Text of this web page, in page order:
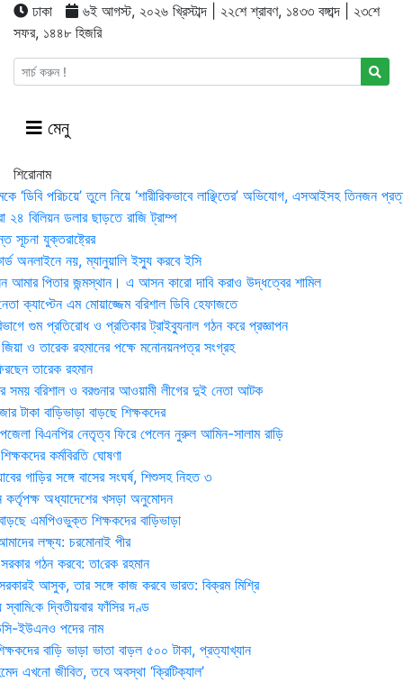
ঢাকা
৬ই আগস্ট, ২০২৬ খ্রিস্টাব্দ | ২২শে শ্রাবণ, ১৪৩৩ বঙ্গাব্দ | ২৩শে
সফর, ১৪৪৮ হিজরি
মেনু
শিরোনাম
‘ডিবি পরিচয়ে’ তুলে নিয়ে ‘শারীরিকভাবে লাঞ্ছিতের’ অভিযোগ, এসআইসহ তিনজন
২৪ বিলিয়ন ডলার ছাড়তে রাজি ট্রাম্প
সূচনা যুক্তরাষ্ট্রের
অনলাইনে নয়, ম্যানুয়ালি ইস্যু করবে ইসি
পিতার জন্মস্থান। এ আসন কারো দাবি করাও উদ্ধত্বের শামিল
ক্যাপ্টেন এম মোয়াজ্জেম বরিশাল ডিবি হেফাজতে
গুম প্রতিরোধ ও প্রতিকার ট্রাইব্যুনাল গঠন করে প্রজ্ঞাপন
ও তারেক রহমানের পক্ষে মনোনয়নপত্র সংগ্রহ
তারেক রহমান
সময় ব‌রিশাল ও বরগুনার আওয়ামী লীগের দুই নেতা আটক
টাকা বাড়িভাড়া বাড়ছে শিক্ষকদের
বিএনপির নেতৃত্ব ফিরে পেলেন নুরুল আমিন-সালাম রাড়ি
কর্মবিরতি ঘোষণা
গাড়ির সঙ্গে বাসের সংঘর্ষ, শিশুসহ নিহত ৩
কর্তৃপক্ষ অধ্যাদেশের খসড়া অনুমোদন
এমপিওভুক্ত শিক্ষকদের বাড়িভাড়া
লক্ষ্য: চরমোনাই পীর
গঠন করবে: তা‌রেক রহমান
আসুক, তার সঙ্গে কাজ করবে ভারত: বিক্রম মিশ্রি
দ্বিতীয়বার ফাঁসির দণ্ড
ইউএনও পদের নাম
বাড়ি ভাড়া ভাতা বাড়ল ৫০০ টাকা, প্রত্যাখ্যান
এখনো জীবিত, তবে অবস্থা ‘ক্রিটিক্যাল’